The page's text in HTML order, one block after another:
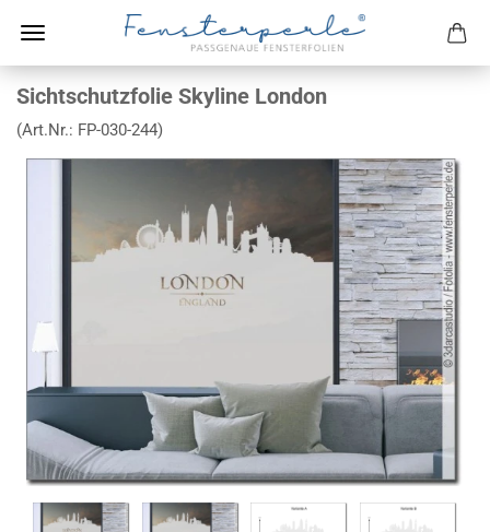
Sichtschutzfolie Skyline London
(Art.Nr.: FP-030-244)